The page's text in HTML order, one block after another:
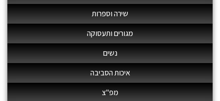
שירה וספרות
מגורים ותעסוקה
נשים
איכות הסביבה
מפ"צ